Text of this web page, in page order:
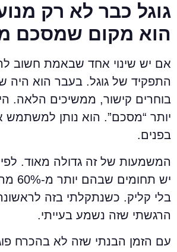
גוגל כבר לא רק
הוא מקום שמסכם
אם יש שינוי אחד שבאמת חשוב
התפקיד של גוגל. בעבר הוא היה
בוחרים קישור, ממשיכים הלאה.
יותר “מסכם”. הוא נותן למשתמש
בפנים.
יש
בלי קליק. כשנתקלתי בזה
הרגשתי שזה נשמע בעייתי.
עם הזמן הבנתי שזה לא בהכרח